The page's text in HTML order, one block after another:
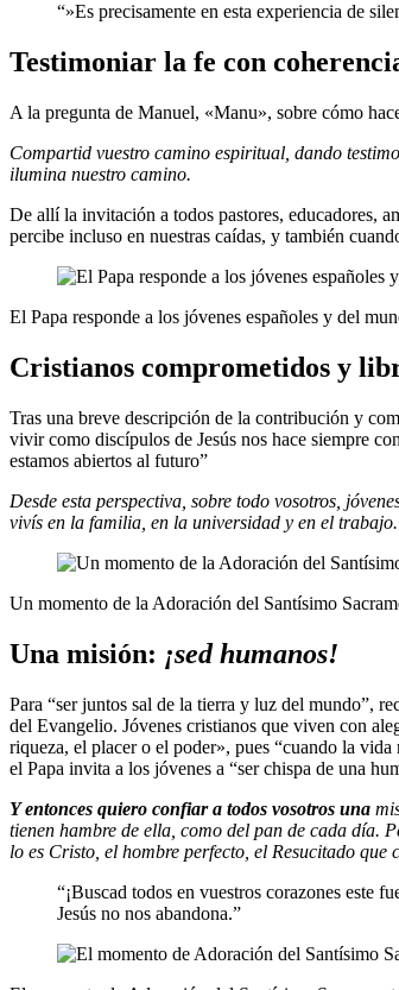
“»Es precisamente en esta experiencia de
Testimoniar la fe con
A la pregunta de Manuel, «Manu», sobre cómo
Compartid vuestro camino espiritual, dando
ilumina nuestro camino.
De allí la invitación a todos pastores, educadores,
percibe incluso en nuestras caídas, y también
El Papa responde a los jóvenes españoles y del
Cristianos comprometidos y
Tras una breve descripción de la contribución y
vivir como discípulos de Jesús nos hace siempre
estamos abiertos al futuro”
Desde esta perspectiva, sobre todo vosotros,
vivís en la familia, en la universidad y en el trabajo.
Un momento de la Adoración del Santísimo
Una misión: ¡sed humanos!
Para “ser juntos sal de la tierra y luz del mundo”,
del Evangelio. Jóvenes cristianos que viven con
riqueza, el placer o el poder», pues “cuando la
el Papa invita a los jóvenes a “ser chispa de una
Y entonces quiero confiar a todos vosotros una
tienen hambre de ella, como del pan de cada día.
lo es Cristo, el hombre perfecto, el Resucitado
“¡Buscad todos en vuestros corazones este
Jesús no nos abandona.”